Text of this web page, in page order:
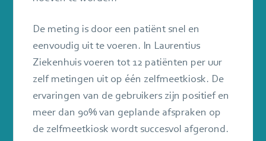
De meting is door een patiënt snel en
eenvoudig uit te voeren. In Laurentius
Ziekenhuis voeren tot 12 patiënten per uur
zelf metingen uit op één zelfmeetkiosk. De
ervaringen van de gebruikers zijn positief en
meer dan 90% van geplande afspraken op
de zelfmeetkiosk wordt succesvol afgerond.